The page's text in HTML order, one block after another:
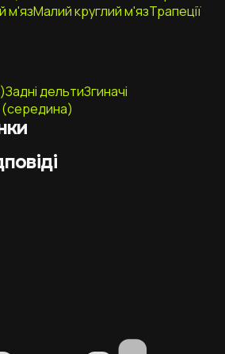
м'язМалий круглий м'язТрапеції
Задні дельтиЗгиначі
(середина)